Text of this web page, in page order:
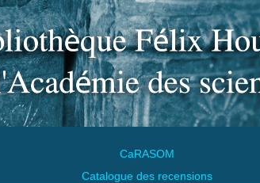
CaRASOM
Catalogue des recensions